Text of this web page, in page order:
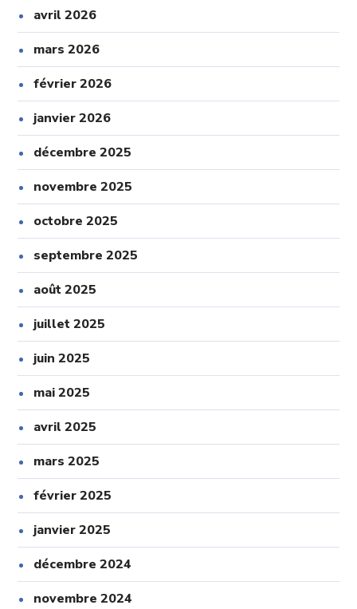
avril 2026
mars 2026
février 2026
janvier 2026
décembre 2025
novembre 2025
octobre 2025
septembre 2025
août 2025
juillet 2025
juin 2025
mai 2025
avril 2025
mars 2025
février 2025
janvier 2025
décembre 2024
novembre 2024